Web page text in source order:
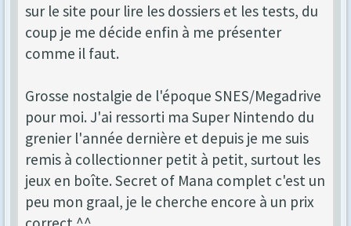
sur le site pour lire les dossiers et les tests, du
coup je me décide enfin à me présenter
comme il faut.
Grosse nostalgie de l'époque SNES/Megadrive
pour moi. J'ai ressorti ma Super Nintendo du
grenier l'année dernière et depuis je me suis
remis à collectionner petit à petit, surtout les
jeux en boîte. Secret of Mana complet c'est un
peu mon graal, je le cherche encore à un prix